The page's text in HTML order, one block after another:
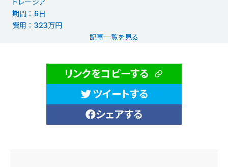
トレーシア
期間 ： 6日
費用 ： 323万円
記事一覧を見る
リンクをコピーする
ツイートする
シェアする